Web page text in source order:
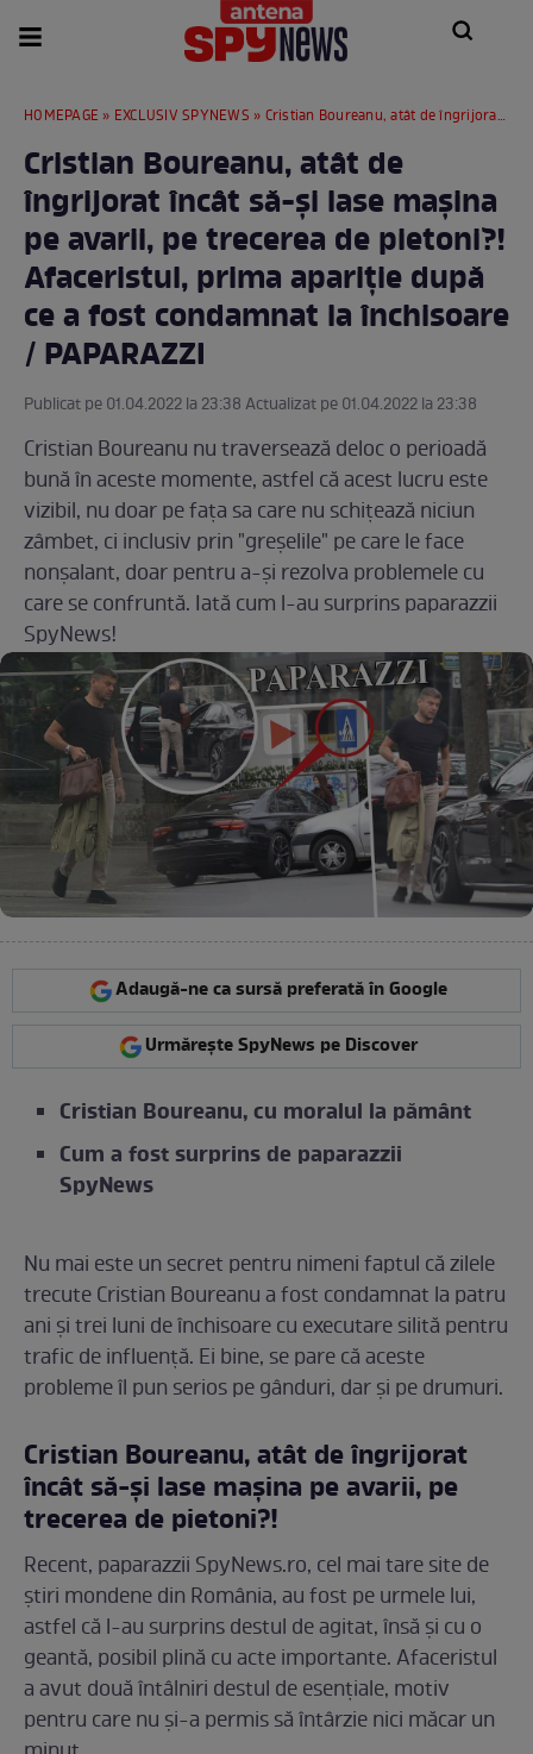
HOMEPAGE » EXCLUSIV SPYNEWS » Cristian Boureanu, atât de îngrijorat încât să-și lase mașina pe avarii, pe trecerea de pietoni?! Afaceristul, prima apariție după ce a fost condamnat la închisoare / PAPARAZZI
Cristian Boureanu, atât de
îngrijorat încât să-și lase mașina
pe avarii, pe trecerea de pietoni?!
Afaceristul, prima apariție după
ce a fost condamnat la închisoare
/ PAPARAZZI
Publicat pe 01.04.2022 la 23:38 Actualizat pe 01.04.2022 la 23:38
Cristian Boureanu nu traversează deloc o perioadă
bună în aceste momente, astfel că acest lucru este
vizibil, nu doar pe fața sa care nu schițează niciun
zâmbet, ci inclusiv prin "greșelile" pe care le face
nonșalant, doar pentru a-și rezolva problemele cu
care se confruntă. Iată cum l-au surprins paparazzii
SpyNews!
Adaugă-ne ca sursă preferată în Google
Urmărește SpyNews pe Discover
Cristian Boureanu, cu moralul la pământ
Cum a fost surprins de paparazzii
SpyNews
Nu mai este un secret pentru nimeni faptul că zilele
trecute Cristian Boureanu a fost condamnat la patru
ani și trei luni de închisoare cu executare silită pentru
trafic de influență. Ei bine, se pare că aceste
probleme îl pun serios pe gânduri, dar și pe drumuri.
Cristian Boureanu, atât de îngrijorat
încât să-și lase mașina pe avarii, pe
trecerea de pietoni?!
Recent, paparazzii SpyNews.ro, cel mai tare site de
știri mondene din România, au fost pe urmele lui,
astfel că l-au surprins destul de agitat, însă și cu o
geantă, posibil plină cu acte importante. Afaceristul
a avut două întâlniri destul de esențiale, motiv
pentru care nu și-a permis să întârzie nici măcar un